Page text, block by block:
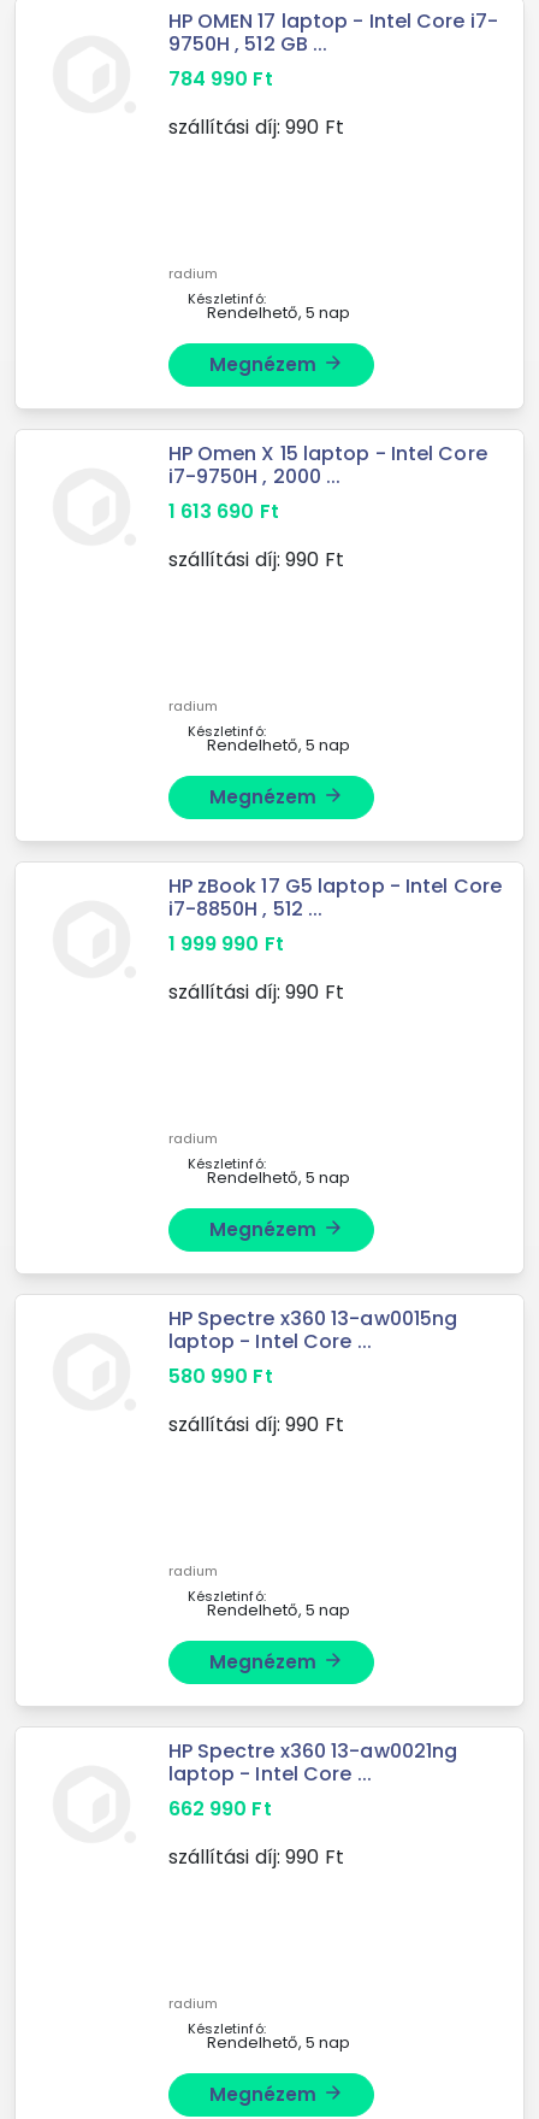
HP OMEN 17 laptop - Intel Core i7-
9750H , 512 GB ...
784 990 Ft
szállítási díj: 990 Ft
radium
Készletinfó:
Rendelhető, 5 nap
Megnézem arrow_forward
HP Omen X 15 laptop - Intel Core
i7-9750H , 2000 ...
1 613 690 Ft
szállítási díj: 990 Ft
radium
Készletinfó:
Rendelhető, 5 nap
Megnézem arrow_forward
HP zBook 17 G5 laptop - Intel Core
i7-8850H , 512 ...
1 999 990 Ft
szállítási díj: 990 Ft
radium
Készletinfó:
Rendelhető, 5 nap
Megnézem arrow_forward
HP Spectre x360 13-aw0015ng
laptop - Intel Core ...
580 990 Ft
szállítási díj: 990 Ft
radium
Készletinfó:
Rendelhető, 5 nap
Megnézem arrow_forward
HP Spectre x360 13-aw0021ng
laptop - Intel Core ...
662 990 Ft
szállítási díj: 990 Ft
radium
Készletinfó:
Rendelhető, 5 nap
Megnézem arrow_forward